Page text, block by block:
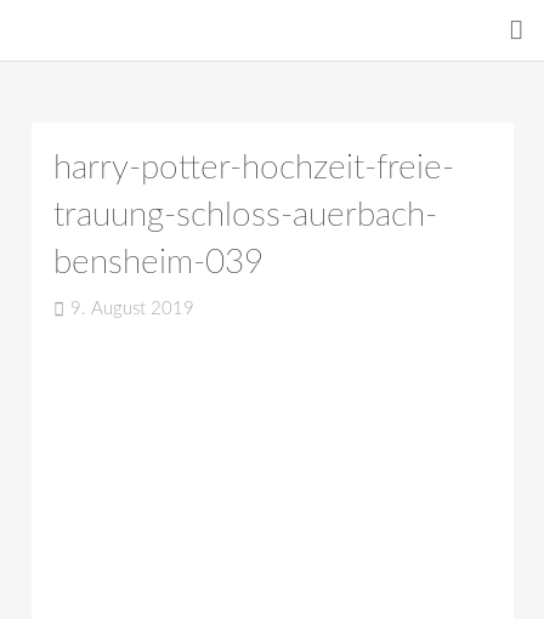
harry-potter-hochzeit-freie-
trauung-schloss-auerbach-
bensheim-039
9. August 2019